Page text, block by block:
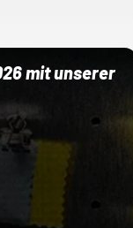
mit unserer